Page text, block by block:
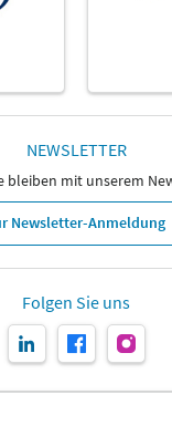
NEWSLETTER
bleiben mit unserem
Newsletter-Anmeldung
Folgen Sie uns